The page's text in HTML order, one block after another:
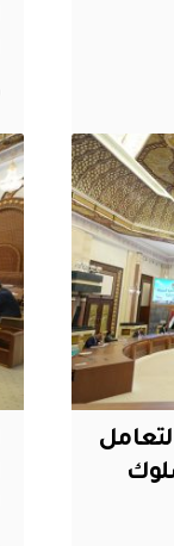
سيتم التعامل